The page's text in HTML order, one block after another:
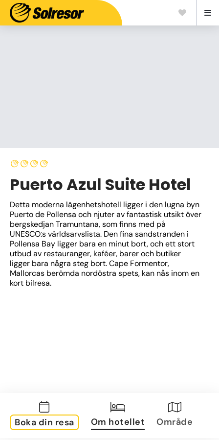
Puerto Azul Suite Hotel
Detta moderna lägenhetshotell ligger i den lugna byn
Puerto de Pollensa och njuter av fantastisk utsikt över
bergskedjan Tramuntana, som finns med på
UNESCO:s världsarvslista. Den fina sandstranden i
Pollensa Bay ligger bara en minut bort, och ett stort
utbud av restauranger, kaféer, barer och butiker
ligger bara några steg bort. Cape Formentor,
Mallorcas berömda nordöstra spets, kan nås inom en
kort bilresa.
Boka din resa Om hotellet Område